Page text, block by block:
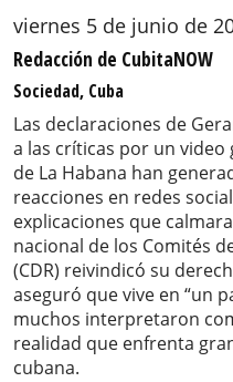
viernes 5 de junio de
Redacción de CubitaNOW
Sociedad, Cuba
Las declaraciones de
a las críticas por un
de La Habana han
reacciones en redes
explicaciones que
nacional de los Comités
(CDR) reivindicó su
aseguró que vive en “un
muchos interpretaron
realidad que enfrenta
cubana.